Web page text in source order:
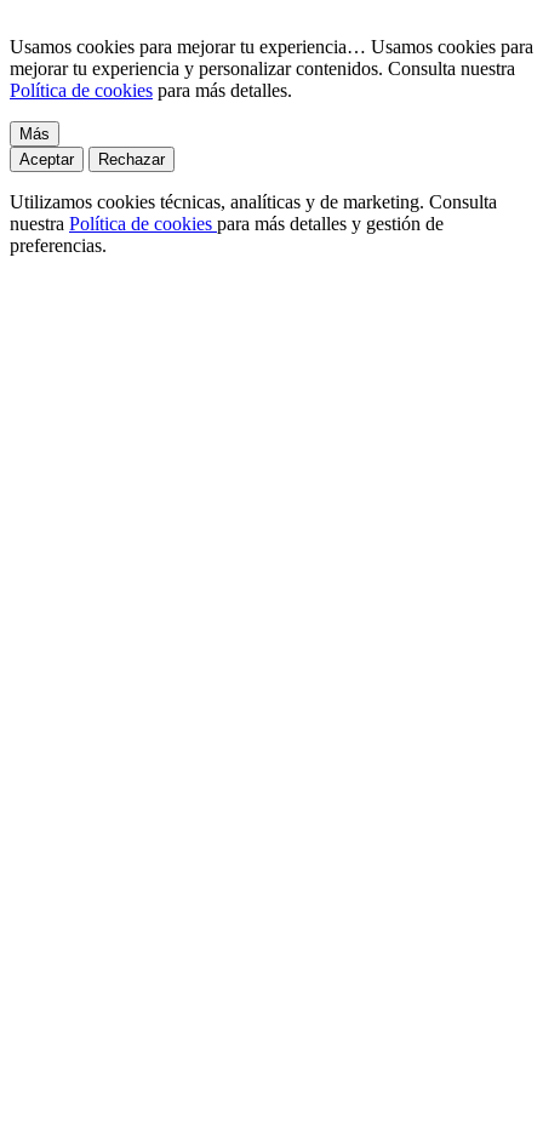
Usamos cookies para mejorar tu experiencia… Usamos cookies para
mejorar tu experiencia y personalizar contenidos. Consulta nuestra
Política de cookies para más detalles.
Más
Aceptar
Rechazar
Utilizamos cookies técnicas, analíticas y de marketing. Consulta
nuestra Política de cookies para más detalles y gestión de
preferencias.